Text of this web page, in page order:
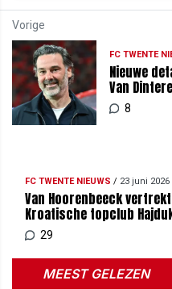
Vorige
FC TWENTE
Nieuwe
Van
geheim"
8
FC TWENTE NIEUWS / 23 juni 2026
Van Hoorenbeeck
Kroatische topclub
29
MEEST GELEZEN